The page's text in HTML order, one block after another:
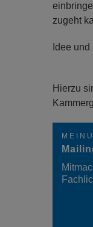
zugeht
Idee
Hierzu